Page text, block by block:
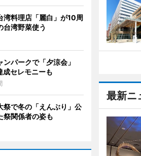
最新ニ
湾料理店「麗白」が10周
湾野菜使う
ンパークで「夕涼会」
セレモニーも
祭で冬の「えんぶり」公
関係者の姿も